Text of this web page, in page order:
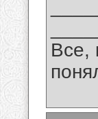
Все,